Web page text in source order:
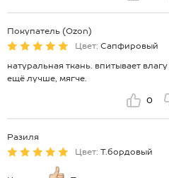
Покупатель (Ozon)
Цвет: Сапфировый
натуральная ткань. впитывает
ещё лучше, мягче.
0
Разиля
Цвет: Т.бордовый